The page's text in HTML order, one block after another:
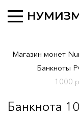
Магазин монет
Банкноты
1000
Банкнота